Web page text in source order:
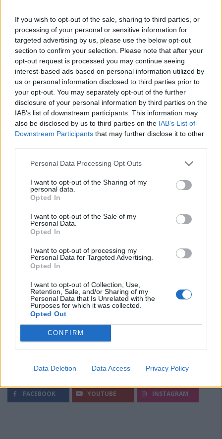
If you wish to opt-out of the sale, sharing to third parties, or
processing of your personal or sensitive information for
targeted advertising by us, please use the below opt-out
section to confirm your selection. Please note that after your
opt-out request is processed you may continue seeing
interest-based ads based on personal information utilized by
us or personal information disclosed to third parties prior to
your opt-out. You may separately opt-out of the further
disclosure of your personal information by third parties on the
IAB’s list of downstream participants. This information may
also be disclosed by us to third parties on the IAB’s List of
Downstream Participants that may further disclose it to other
Personal Data Processing Opt Outs
I want to opt-out of the Sharing of my
personal data.
Opted In
I want to opt-out of the Sale of my
Personal Data.
Opted In
I want to opt-out of processing my
Personal Data for Targeted Advertising.
Opted In
I want to opt-out of Collection, Use,
Retention, Sale, and/or Sharing of my
Personal Data that Is Unrelated with the
Purposes for which it was collected.
Opted Out
CONFIRM
Data Deletion Data Access Privacy Policy
Il Selargius rinforza il centrocampo con
Manuel Rinino e Samuele Vacca
6 Ago 2026
Le 5 sarde ancora nel girone G con 8 squadre
laziali, 4 campane e la novità dei molisani del
Venafro
6 Ago 2026
Coppa Italia: Aranova-Ossese il 23, i derby
Budoni-Latte Dolce e COS-Monastir il 30
6 Ago 2026
Altri innesti all'Ilva: ecco il '98' Riccardo Fiori
(ex San Teodoro) e l'attaccante argentino…
16 Dic 2016
Segui Diario Sportivo:
FACEBOOK YOUTUBE INSTAGRAM